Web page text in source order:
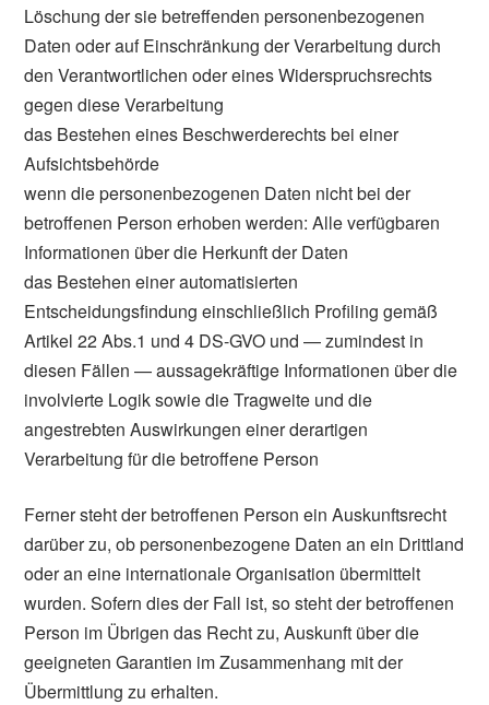
Löschung der sie betreffenden personenbezogenen
Daten oder auf Einschränkung der Verarbeitung durch
den Verantwortlichen oder eines Widerspruchsrechts
gegen diese Verarbeitung
das Bestehen eines Beschwerderechts bei einer
Aufsichtsbehörde
wenn die personenbezogenen Daten nicht bei der
betroffenen Person erhoben werden: Alle verfügbaren
Informationen über die Herkunft der Daten
das Bestehen einer automatisierten
Entscheidungsfindung einschließlich Profiling gemäß
Artikel 22 Abs.1 und 4 DS-GVO und — zumindest in
diesen Fällen — aussagekräftige Informationen über die
involvierte Logik sowie die Tragweite und die
angestrebten Auswirkungen einer derartigen
Verarbeitung für die betroffene Person
Ferner steht der betroffenen Person ein Auskunftsrecht
darüber zu, ob personenbezogene Daten an ein Drittland
oder an eine internationale Organisation übermittelt
wurden. Sofern dies der Fall ist, so steht der betroffenen
Person im Übrigen das Recht zu, Auskunft über die
geeigneten Garantien im Zusammenhang mit der
Übermittlung zu erhalten.